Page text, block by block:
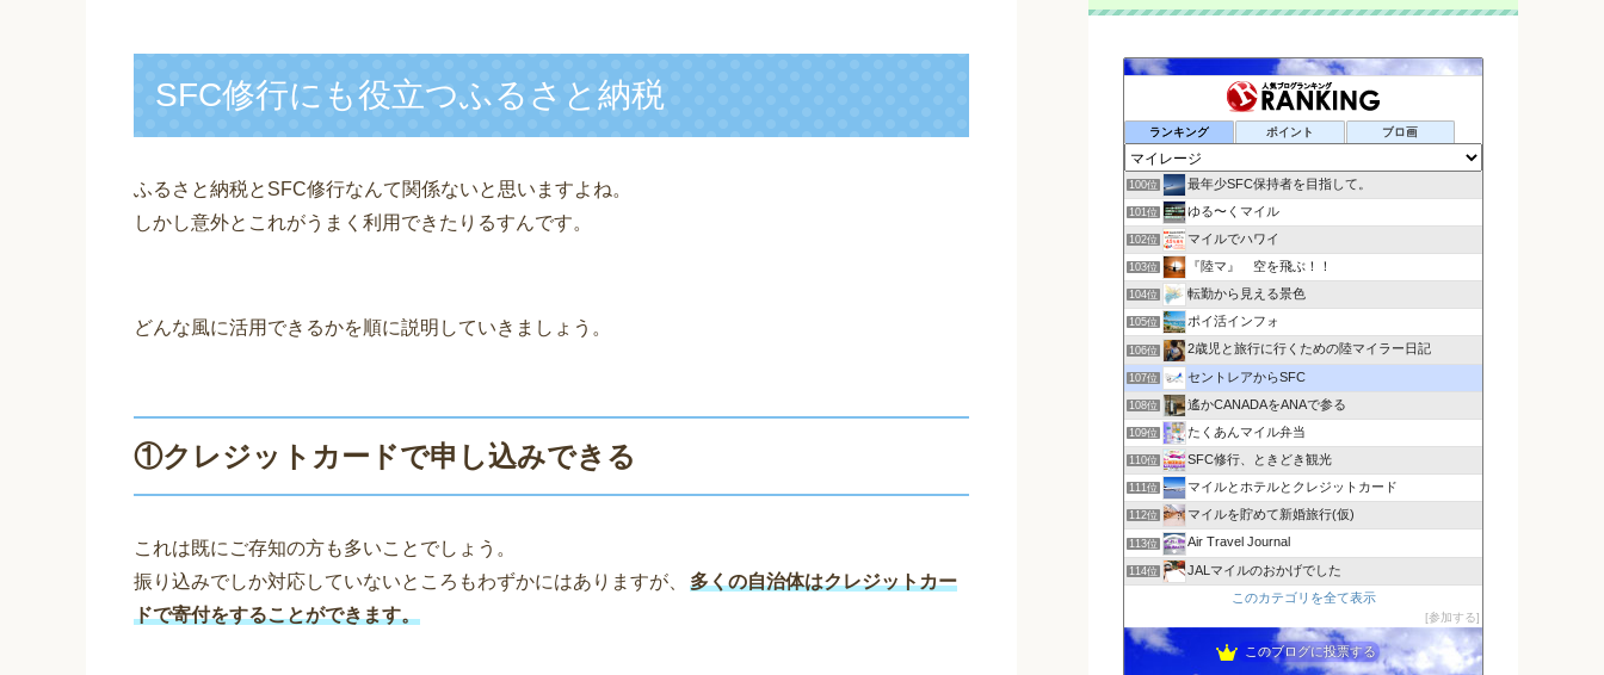
SFC修行にも役立つふるさと納税
ふるさと納税とSFC修行なんて関係ないと思いますよね。
しかし意外とこれがうまく利用できたりるすんです。
どんな風に活用できるかを順に説明していきましょう。
①クレジットカードで申し込みできる
これは既にご存知の方も多いことでしょう。
振り込みでしか対応していないところもわずかにはありますが、
多くの自治体はクレジットカー
ドで寄付をすることができます。
ランキング ポイント ブロ画
100位 最年少SFC保持者を目指して。
101位 ゆる〜くマイル
102位 マイルでハワイ
103位 『陸マ』 空を飛ぶ！！
104位 転勤から見える景色
105位 ポイ活インフォ
106位 2歳児と旅行に行くための陸マイラー日記
107位 セントレアからSFC
108位 遙かCANADAをANAで参る
109位 たくあんマイル弁当
110位 SFC修行、ときどき観光
111位 マイルとホテルとクレジットカード
112位 マイルを貯めて新婚旅行(仮)
113位 Air Travel Journal
114位
JALマイルのおかげでした
このカテゴリを全て表示
参加する
このブログに投票する